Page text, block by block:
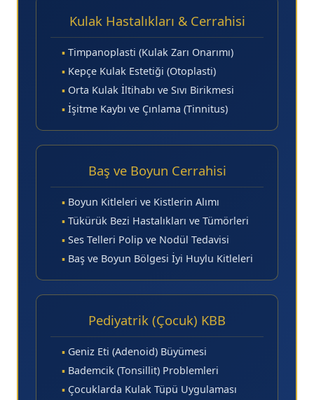
Kulak Hastalıkları & Cerrahisi
▪ Timpanoplasti (Kulak Zarı Onarımı)
▪ Kepçe Kulak Estetiği (Otoplasti)
▪ Orta Kulak İltihabı ve Sıvı Birikmesi
▪ İşitme Kaybı ve Çınlama (Tinnitus)
Baş ve Boyun Cerrahisi
▪ Boyun Kitleleri ve Kistlerin Alımı
▪ Tükürük Bezi Hastalıkları ve Tümörleri
▪ Ses Telleri Polip ve Nodül Tedavisi
▪ Baş ve Boyun Bölgesi İyi Huylu Kitleleri
Pediyatrik (Çocuk) KBB
▪ Geniz Eti (Adenoid) Büyümesi
▪ Bademcik (Tonsillit) Problemleri
▪ Çocuklarda Kulak Tüpü Uygulaması